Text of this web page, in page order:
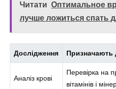
Читати Оптимальное
лучше ложиться спать
Дослідження Призначають
Аналіз крові
Перевірка на
вітамінів і